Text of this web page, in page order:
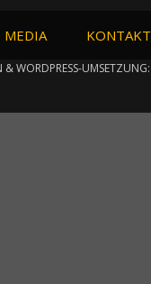
MEDIA KONTAKT
WORDPRESS-UMSETZUNG: